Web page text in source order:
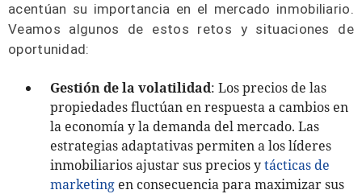
acentúan su importancia en el mercado inmobiliario.
Veamos algunos de estos retos y situaciones de
oportunidad:
Gestión de la volatilidad: Los precios de las
propiedades fluctúan en respuesta a cambios en
la economía y la demanda del mercado. Las
estrategias adaptativas permiten a los líderes
inmobiliarios ajustar sus precios ytácticas de
marketing en consecuencia para maximizar sus